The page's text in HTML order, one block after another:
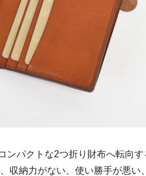
ンパクトな2つ折り財布へ転向
収納力がない、使い勝手が悪い